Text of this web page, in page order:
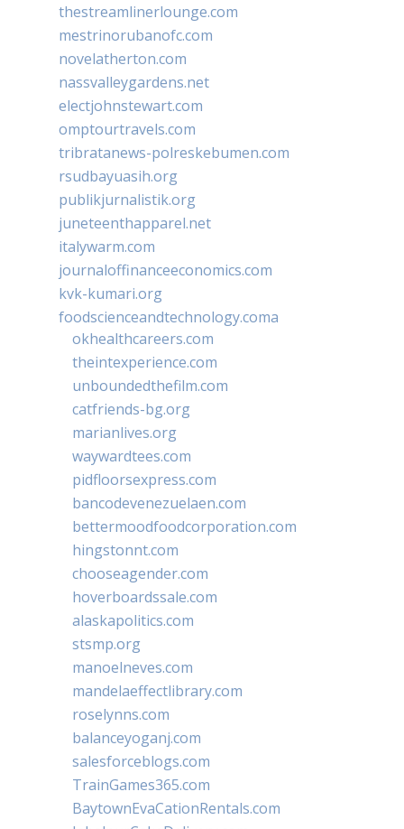
thestreamlinerlounge.com
mestrinorubanofc.com
novelatherton.com
nassvalleygardens.net
electjohnstewart.com
omptourtravels.com
tribratanews-polreskebumen.com
rsudbayuasih.org
publikjurnalistik.org
juneteenthapparel.net
italywarm.com
journaloffinanceeconomics.com
kvk-kumari.org
foodscienceandtechnology.coma
okhealthcareers.com
theintexperience.com
unboundedthefilm.com
catfriends-bg.org
marianlives.org
waywardtees.com
pidfloorsexpress.com
bancodevenezuelaen.com
bettermoodfoodcorporation.com
hingstonnt.com
chooseagender.com
hoverboardssale.com
alaskapolitics.com
stsmp.org
manoelneves.com
mandelaeffectlibrary.com
roselynns.com
balanceyoganj.com
salesforceblogs.com
TrainGames365.com
BaytownEvaCationRentals.com